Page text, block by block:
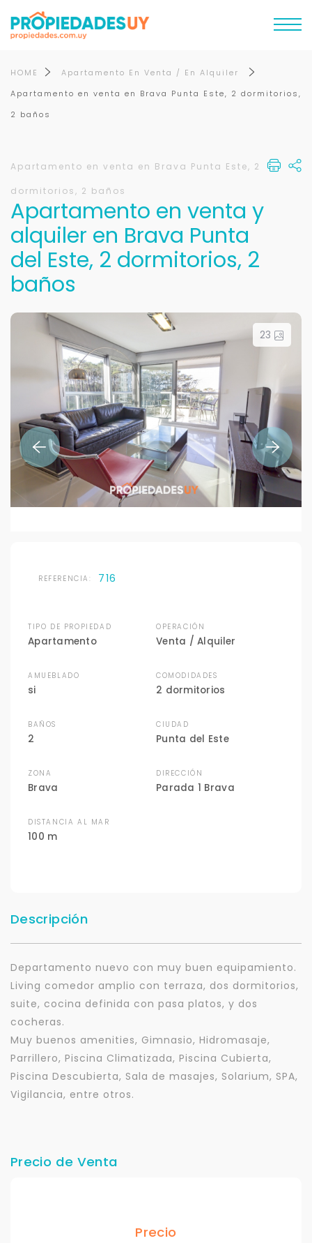
HOME
Apartamento En Venta / En Alquiler
Apartamento en venta en Brava Punta Este, 2 dormitorios,
2 baños
Apartamento en venta en Brava Punta Este, 2
dormitorios, 2 baños
Apartamento en venta y
alquiler en Brava Punta
del Este, 2 dormitorios, 2
baños
23
REFERENCIA: 716
TIPO DE PROPIEDAD
Apartamento
OPERACIÓN
Venta / Alquiler
AMUEBLADO
si
COMODIDADES
2 dormitorios
BAÑOS
2
CIUDAD
Punta del Este
ZONA
Brava
DIRECCIÓN
Parada 1 Brava
DISTANCIA AL MAR
100 m
Descripción
Departamento nuevo con muy buen equipamiento.
Living comedor amplio con terraza, dos dormitorios,
suite, cocina definida con pasa platos, y dos
cocheras.
Muy buenos amenities, Gimnasio, Hidromasaje,
Parrillero, Piscina Climatizada, Piscina Cubierta,
Piscina Descubierta, Sala de masajes, Solarium, SPA,
Vigilancia, entre otros.
Precio de Venta
Precio